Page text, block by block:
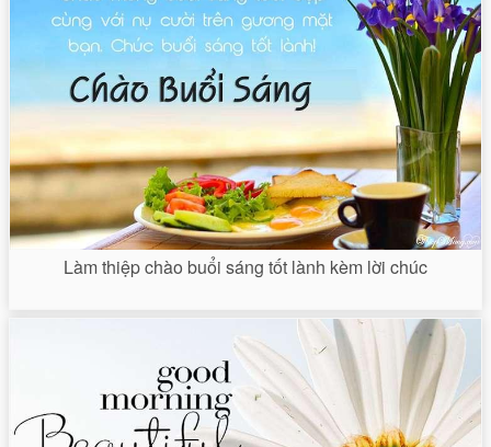
Làm thiệp chào buổi sáng tốt lành kèm lời chúc